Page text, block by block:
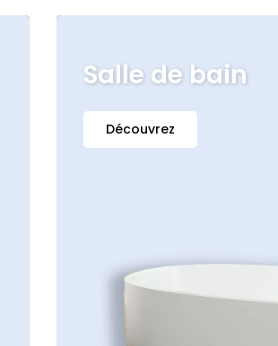
Salle de bain
Découvrez